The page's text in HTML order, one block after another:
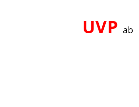
UVP ab